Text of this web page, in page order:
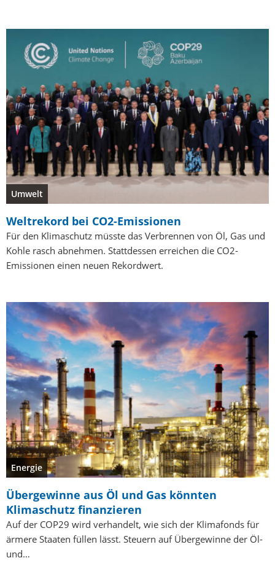
Umwelt
Weltrekord bei CO2-Emissionen
Für den Klimaschutz müsste das Verbrennen von Öl, Gas und
Kohle rasch abnehmen. Stattdessen erreichen die CO2-
Emissionen einen neuen Rekordwert.
Energie
Übergewinne aus Öl und Gas könnten
Klimaschutz finanzieren
Auf der COP29 wird verhandelt, wie sich der Klimafonds für
ärmere Staaten füllen lässt. Steuern auf Übergewinne der Öl-
und…